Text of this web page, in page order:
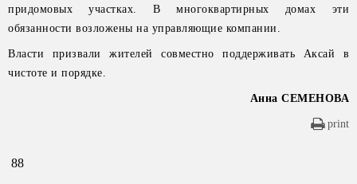
придомовых участках. В многоквартирных домах эти
обязанности возложены на управляющие компании.
Власти призвали жителей совместно поддерживать Аксай в
чистоте и порядке.
Анна СЕМЕНОВА
print
88